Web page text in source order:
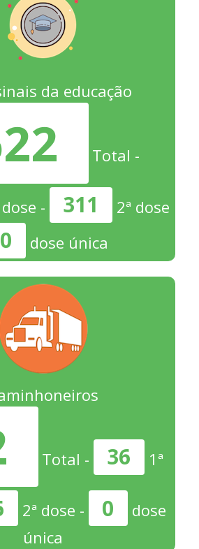
da educação
Total -
dose - 311
2ª dose
0 dose única
Total - 36 1ª
2ª dose - 0
dose
única